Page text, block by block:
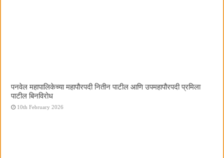
पनवेल महापालिकेच्या महापौरपदी नितीन पाटील आणि उपमहापौरपदी प्रमिला
पाटील बिनविरोध
10th February 2026